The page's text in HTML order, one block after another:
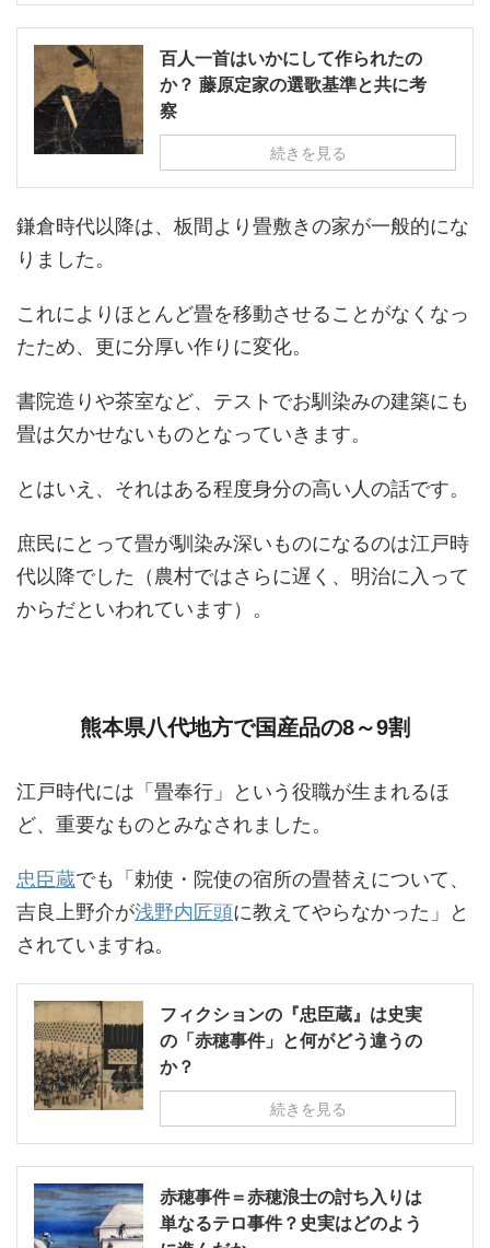
百人一首はいかにして作られたの
か？ 藤原定家の選歌基準と共に考
察
続きを見る
鎌倉時代以降は、板間より畳敷きの家が一般的にな
りました。
これによりほとんど畳を移動させることがなくなっ
たため、更に分厚い作りに変化。
書院造りや茶室など、テストでお馴染みの建築にも
畳は欠かせないものとなっていきます。
とはいえ、それはある程度身分の高い人の話です。
庶民にとって畳が馴染み深いものになるのは江戸時
代以降でした（農村ではさらに遅く、明治に入って
からだといわれています）。
熊本県八代地方で国産品の8～9割
江戸時代には「畳奉行」という役職が生まれるほ
ど、重要なものとみなされました。
忠臣蔵でも「勅使・院使の宿所の畳替えについて、
吉良上野介が浅野内匠頭に教えてやらなかった」と
されていますね。
フィクションの『忠臣蔵』は史実
の「赤穂事件」と何がどう違うの
か？
続きを見る
赤穂事件＝赤穂浪士の討ち入りは
単なるテロ事件？史実はどのよう